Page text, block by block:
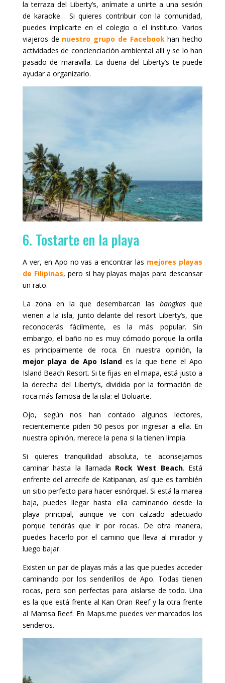
la terraza del Liberty’s, anímate a unirte a una sesión
de karaoke… Si quieres contribuir con la comunidad,
puedes implicarte en el colegio o el instituto. Varios
viajeros de nuestro grupo de Facebookhan hecho
actividades de concienciación ambiental allí y se lo han
pasado de maravilla. La dueña del Liberty’s te puede
ayudar a organizarlo.
6. Tostarte en la playa
A ver, en Apo no vas a encontrar las mejores playas
de Filipinas, pero sí hay playas majas para descansar
un rato.
La zona en la que desembarcan las bangkasque
vienen a la isla, junto delante del resort Liberty’s, que
reconocerás fácilmente, es la más popular. Sin
embargo, el baño no es muy cómodo porque la orilla
es principalmente de roca. En nuestra opinión, la
mejor playa de Apo Islandes la que tiene el Apo
Island Beach Resort. Si te fijas en el mapa, está justo a
la derecha del Liberty’s, dividida por la formación de
roca más famosa de la isla: el Boluarte.
Ojo, según nos han contado algunos lectores,
recientemente piden 50 pesos por ingresar a ella. En
nuestra opinión, merece la pena si la tienen limpia.
Si quieres tranquilidad absoluta, te aconsejamos
caminar hasta la llamada Rock West Beach. Está
enfrente del arrecife de Katipanan, así que es también
un sitio perfecto para hacer esnórquel. Si está la marea
baja, puedes llegar hasta ella caminando desde la
playa principal, aunque ve con calzado adecuado
porque tendrás que ir por rocas. De otra manera,
puedes hacerlo por el camino que lleva al mirador y
luego bajar.
Existen un par de playas más a las que puedes acceder
caminando por los senderillos de Apo. Todas tienen
rocas, pero son perfectas para aislarse de todo. Una
es la que está frente al Kan Oran Reef y la otra frente
al Mamsa Reef. En Maps.me puedes ver marcados los
senderos.